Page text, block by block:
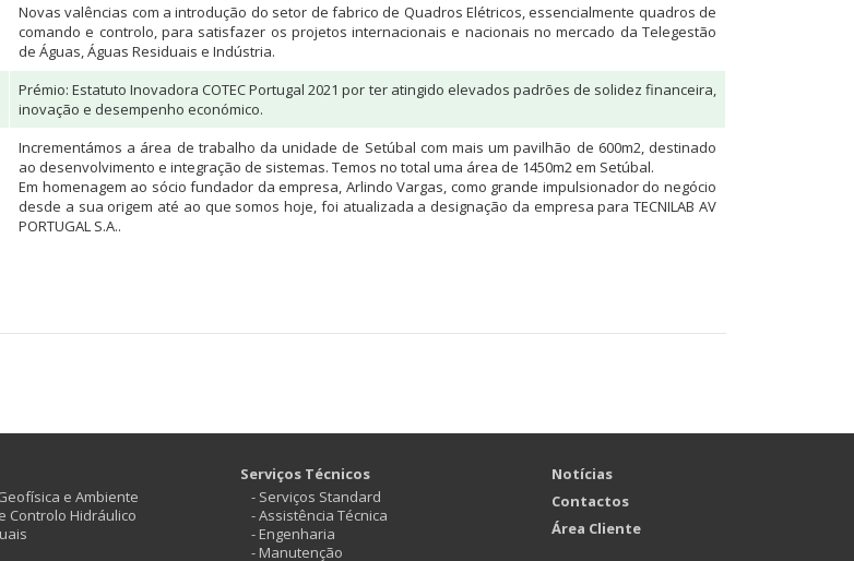
Novas valências com a introdução do setor de fabrico de Quadros Elétricos, essencialmente quadros de
comando e controlo, para satisfazer os projetos internacionais e nacionais no mercado da Telegestão
de Águas, Águas Residuais e Indústria.
Prémio: Estatuto Inovadora COTEC Portugal 2021 por ter atingido elevados padrões de solidez financeira,
inovação e desempenho económico.
Incrementámos a área de trabalho da unidade de Setúbal com mais um pavilhão de 600m2, destinado
ao desenvolvimento e integração de sistemas. Temos no total uma área de 1450m2 em Setúbal.
Em homenagem ao sócio fundador da empresa, Arlindo Vargas, como grande impulsionador do negócio
desde a sua origem até ao que somos hoje, foi atualizada a designação da empresa para TECNILAB AV
PORTUGAL S.A..
e Ambiente
Controlo Hidráulico
Serviços Técnicos
- Serviços Standard
- Assistência Técnica
- Engenharia
- Manutenção
Notícias
Contactos
Área Cliente